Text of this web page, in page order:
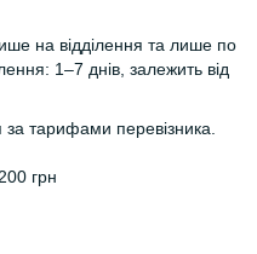
на відділення та лише по
1–7 днів, залежить від
за тарифами перевізника.
грн